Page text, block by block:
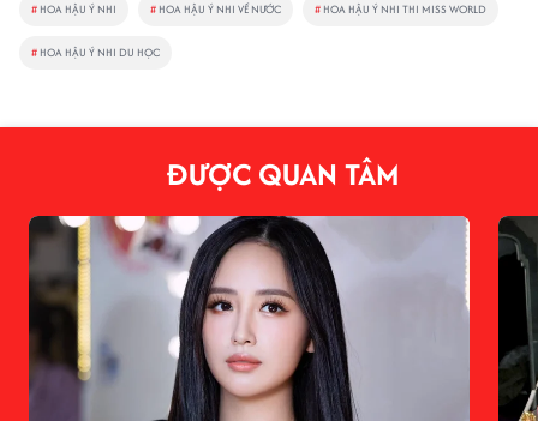
# HOA HẬU Ý NHI # HOA HẬU Ý NHI VỀ NƯỚC # HOA HẬU Ý NHI THI MISS WORLD
# HOA HẬU Ý NHI DU HỌC
ĐƯỢC QUAN TÂM